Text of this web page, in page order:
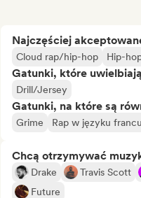
Najczęściej
Cloud rap/hip-hop Hip-
Gatunki, które uwielbiają
Drill/Jersey
Gatunki, na które są
Grime Rap w języku
Chcą otrzymywać
Drake Travis Scott
Future